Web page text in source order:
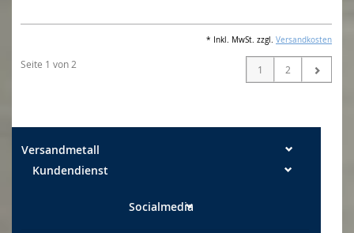
* Inkl. MwSt. zzgl. Versandkosten
Seite 1 von 2 1 2
Versandmetall
Kundendienst
Socialmedia